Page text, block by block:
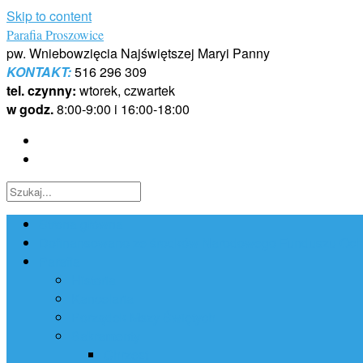
Skip to content
Parafia Proszowice
pw. Wniebowzięcia Najświętszej Maryi Panny
KONTAKT:516 296 309
tel. czynny: wtorek, czwartek
w godz.8:00-9:00 i 16:00-18:00